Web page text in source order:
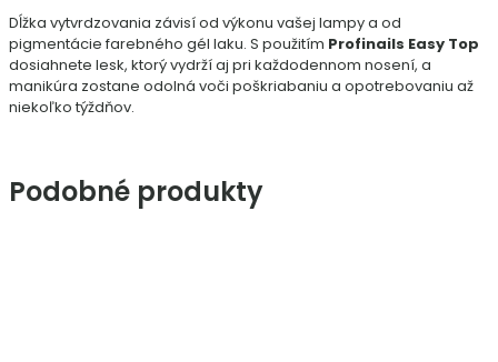
Dĺžka vytvrdzovania závisí od výkonu vašej lampy a od
pigmentácie farebného gél laku. S použitím Profinails Easy Top
dosiahnete lesk, ktorý vydrží aj pri každodennom nosení, a
manikúra zostane odolná voči poškriabaniu a opotrebovaniu až
niekoľko týždňov.
Podobné produkty